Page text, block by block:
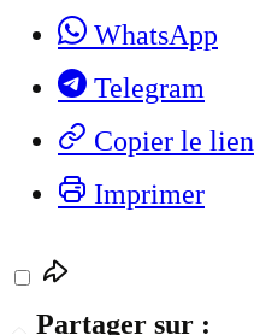
WhatsApp
Telegram
Copier le lien
Imprimer
Partager sur :